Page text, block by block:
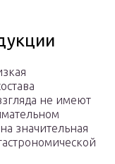
не имеют
значительная